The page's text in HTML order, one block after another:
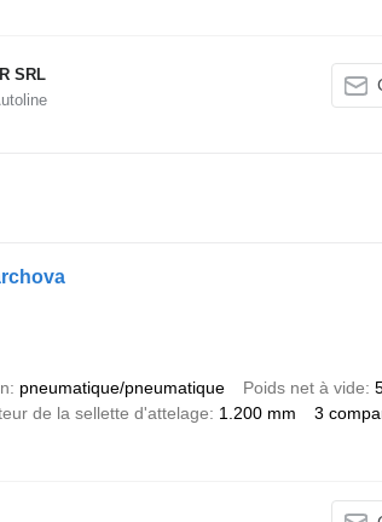
SRL
pneumatique/pneumatique Poids net à vide
de la sellette d'attelage 1.200 mm 3